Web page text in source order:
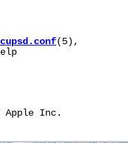
cupsd.conf(5),